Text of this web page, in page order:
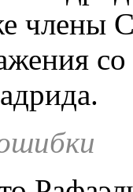
члены